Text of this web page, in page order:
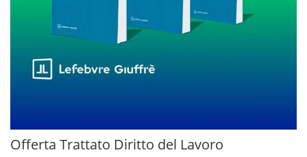
Offerta Trattato Diritto del Lavoro